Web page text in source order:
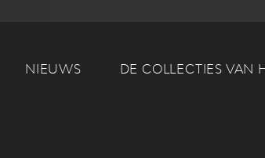
Main navigation
NIEUWS DE COLLECTIES VAN